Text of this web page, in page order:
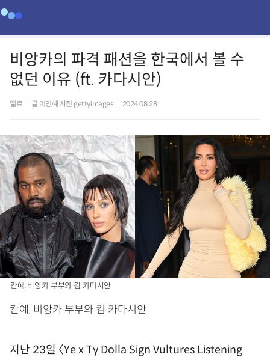
비앙카의 파격 패션을 한국에서 볼 수
없던 이유 (ft. 카다시안)
엘르 글 이인혜 사진 gettyimages 2024.08.28
칸예, 비앙카 부부와 킴 카다시안
칸예, 비앙카 부부와 킴 카다시안
지난 23일 〈Ye x Ty Dolla Sign Vultures Listening